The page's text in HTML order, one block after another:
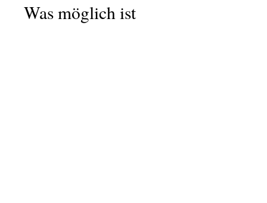
Was möglich ist